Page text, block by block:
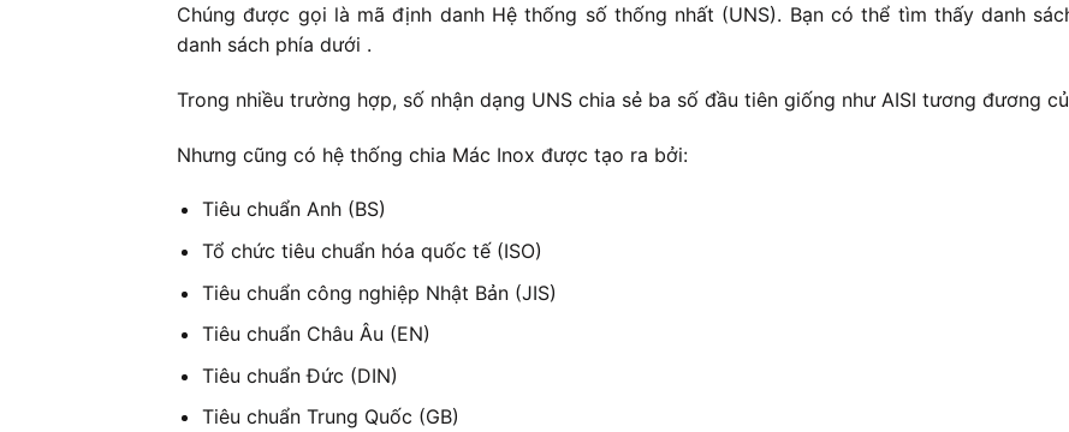
Chúng được gọi là mã định danh Hệ thống số thống nhất (UNS). Bạn có thể tìm thấy danh
danh sách phía dưới .
Trong nhiều trường hợp, số nhận dạng UNS chia sẻ ba số đầu tiên giống như AISI tương đương
Nhưng cũng có hệ thống chia Mác Inox được tạo ra bởi:
Tiêu chuẩn Anh (BS)
Tổ chức tiêu chuẩn hóa quốc tế (ISO)
Tiêu chuẩn công nghiệp Nhật Bản (JIS)
Tiêu chuẩn Châu Âu (EN)
Tiêu chuẩn Đức (DIN)
Tiêu chuẩn Trung Quốc (GB)